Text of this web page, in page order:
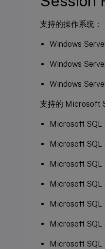
支持的操作系统：
Windows
Windows
Windows
支持的 Microsoft
Microsoft SQL
Microsoft SQL
Microsoft SQL
Microsoft SQL
Microsoft SQL
Microsoft SQL
Microsoft SQL